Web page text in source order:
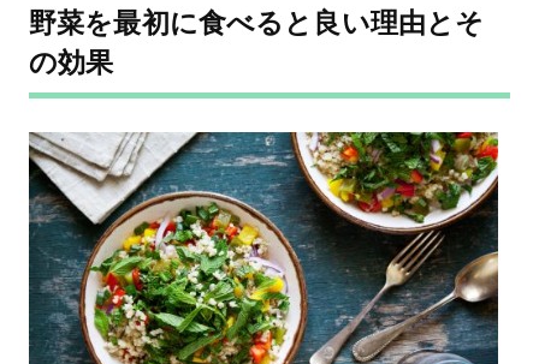
野菜を最初に食べると良い理由とそ
の効果